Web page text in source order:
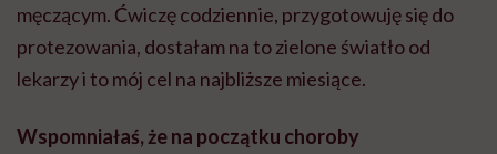
męczącym. Ćwiczę codziennie, przygotowuję się do
protezowania, dostałam na to zielone światło od
lekarzy i to mój cel na najbliższe miesiące.
Wspomniałaś, że na początku choroby